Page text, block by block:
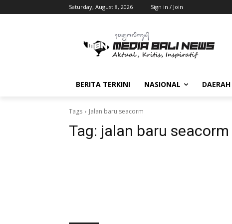
Saturday, August 8, 2026 Sign in / Join
BERITA TERKINI NASIONAL DAERAH
Tags Jalan baru seacorm
Tag: jalan baru seacorm